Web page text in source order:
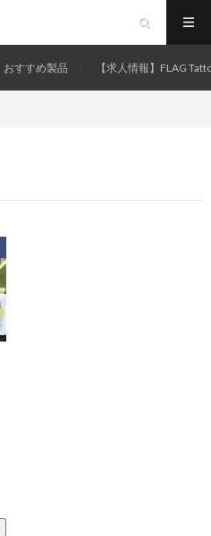
おすすめ製品 【求人情報】FLAG